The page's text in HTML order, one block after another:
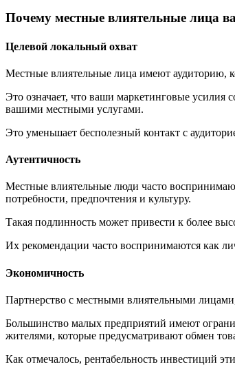
Почему местные влиятельные лица
Целевой локальный охват
Местные влиятельные лица имеют аудиторию,
Это означает, что ваши маркетинговые усилия
вашими местными услугами.
Это уменьшает бесполезный контакт с
Аутентичность
Местные влиятельные люди часто
потребности, предпочтения и культуру.
Такая подлинность может привести к более
Их рекомендации часто воспринимаются как
Экономичность
Партнерство с местными влиятельными
Большинство малых предприятий имеют
жителями, которые предусматривают обмен
Как отмечалось, рентабельность инвестиций